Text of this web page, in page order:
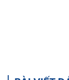
Kiểm soát
Điều hòa
42GCVUE018-
tính năng Kiểm